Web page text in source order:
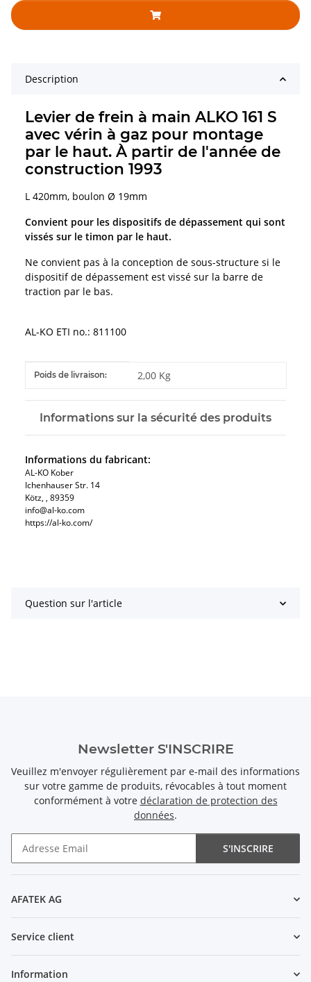
Description
Levier de frein à main ALKO 161 S
avec vérin à gaz pour montage
par le haut. À partir de l'année de
construction 1993
L 420mm, boulon Ø 19mm
Convient pour les dispositifs de dépassement qui sont
vissés sur le timon par le haut.
Ne convient pas à la conception de sous-structure si le
dispositif de dépassement est vissé sur la barre de
traction par le bas.
AL-KO ETI no.: 811100
#productDetails.itemInformation#
#productDetails.itemValue#
Poids de livraison: 2,00 Kg
Informations sur la sécurité des produits
Informations du fabricant:
AL-KO Kober
Ichenhauser Str. 14
Kötz, , 89359
info@al-ko.com
https://al-ko.com/
Question sur l'article
Newsletter S'INSCRIRE
Veuillez m'envoyer régulièrement par e-mail des informations
sur votre gamme de produits, révocables à tout moment
conformément à votre déclaration de protection des
données.
S'INSCRIRE
AFATEK AG
Service client
Information